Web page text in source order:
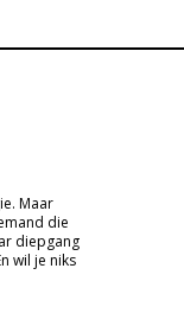
Maar
die
diepgang
wil je niks